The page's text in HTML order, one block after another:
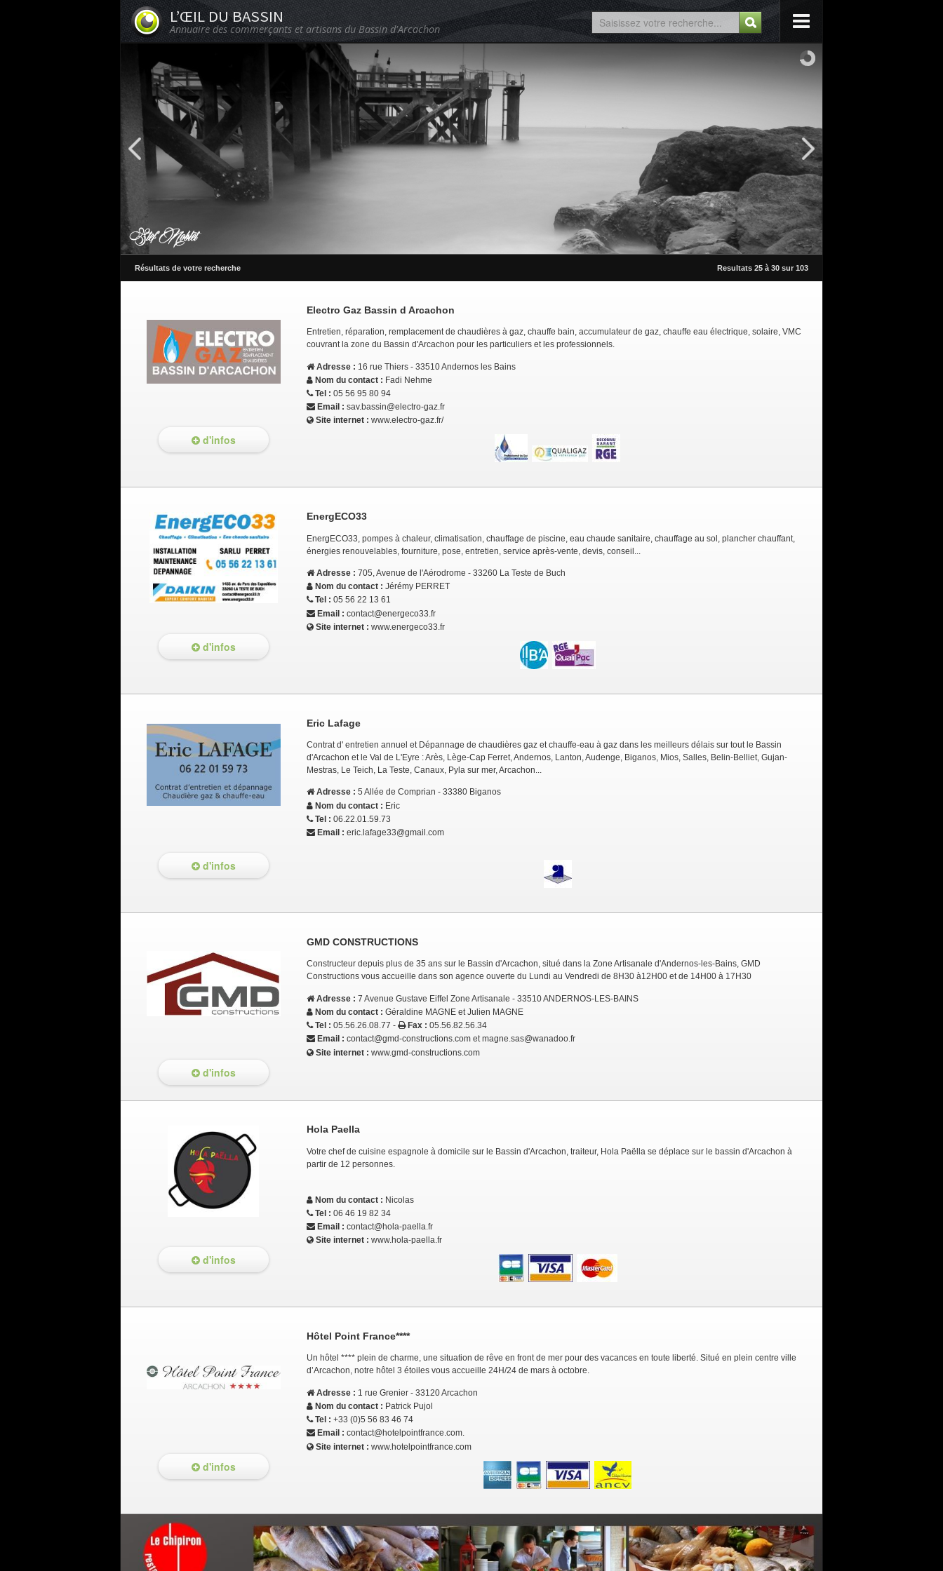
L’ŒIL DU BASSIN
Annuaire des commerçants et artisans du Bassin d'Arcachon
Résultats de votre recherche Resultats 25 à 30 sur 103
Electro Gaz Bassin d Arcachon
Entretien, réparation, remplacement de chaudières à gaz, chauffe bain, accumulateur de gaz, chauffe eau électrique, solaire, VMC
couvrant la zone du Bassin d'Arcachon pour les particuliers et les professionnels.
Adresse : 16 rue Thiers - 33510 Andernos les Bains
Nom du contact : Fadi Nehme
Tel : 05 56 95 80 94
Email : sav.bassin@electro-gaz.fr
Site internet : www.electro-gaz.fr/
d'infos
EnergECO33
EnergECO33, pompes à chaleur, climatisation, chauffage de piscine, eau chaude sanitaire, chauffage au sol, plancher chauffant,
énergies renouvelables, fourniture, pose, entretien, service après-vente, devis, conseil...
Adresse : 705, Avenue de l'Aérodrome - 33260 La Teste de Buch
Nom du contact : Jérémy PERRET
Tel : 05 56 22 13 61
Email : contact@energeco33.fr
Site internet : www.energeco33.fr
d'infos
Eric Lafage
Contrat d' entretien annuel et Dépannage de chaudières gaz et chauffe-eau à gaz dans les meilleurs délais sur tout le Bassin
d'Arcachon et le Val de L'Eyre : Arès, Lège-Cap Ferret, Andernos, Lanton, Audenge, Biganos, Mios, Salles, Belin-Belliet, Gujan-
Mestras, Le Teich, La Teste, Canaux, Pyla sur mer, Arcachon...
Adresse : 5 Allée de Comprian - 33380 Biganos
Nom du contact : Eric
Tel : 06.22.01.59.73
Email : eric.lafage33@gmail.com
d'infos
GMD CONSTRUCTIONS
Constructeur depuis plus de 35 ans sur le Bassin d'Arcachon, situé dans la Zone Artisanale d'Andernos-les-Bains, GMD
Constructions vous accueille dans son agence ouverte du Lundi au Vendredi de 8H30 à12H00 et de 14H00 à 17H30
Adresse : 7 Avenue Gustave Eiffel Zone Artisanale - 33510 ANDERNOS-LES-BAINS
Nom du contact : Géraldine MAGNE et Julien MAGNE
Tel : 05.56.26.08.77 - Fax : 05.56.82.56.34
Email : contact@gmd-constructions.com et magne.sas@wanadoo.fr
Site internet : www.gmd-constructions.com
d'infos
Hola Paella
Votre chef de cuisine espagnole à domicile sur le Bassin d'Arcachon, traiteur, Hola Paëlla se déplace sur le bassin d'Arcachon à
partir de 12 personnes.
Nom du contact : Nicolas
Tel : 06 46 19 82 34
Email : contact@hola-paella.fr
Site internet : www.hola-paella.fr
d'infos
Hôtel Point France****
Un hôtel **** plein de charme, une situation de rêve en front de mer pour des vacances en toute liberté. Situé en plein centre ville
d’Arcachon, notre hôtel 3 étoiles vous accueille 24H/24 de mars à octobre.
Adresse : 1 rue Grenier - 33120 Arcachon
Nom du contact : Patrick Pujol
Tel : +33 (0)5 56 83 46 74
Email : contact@hotelpointfrance.com.
Site internet : www.hotelpointfrance.com
d'infos